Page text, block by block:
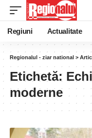
Regiuni Actualitate
Regionalul - ziar national >
Etichetă:
moderne